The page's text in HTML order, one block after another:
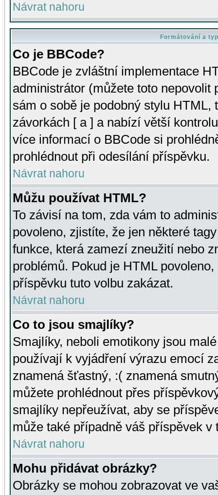
Návrat nahoru
Formátování a
Co je BBCode?
BBCode je zvláštní implementace
administrátor (můžete toto
sám o sobě je podobný stylu HTML,
závorkách [ a ] a nabízí větší
více informací o BBCode si
prohlédnout při odesílání příspěvku.
Návrat nahoru
Můžu používat HTML?
To závisí na tom, zda vám to
povoleno, zjistíte, že jen některé
funkce, která zamezí zneužití nebo
problémů. Pokud je HTML
příspěvku tuto volbu zakázat.
Návrat nahoru
Co to jsou smajlíky?
Smajlíky, neboli emotikony jsou
používají k vyjádření výrazu emocí
znamená šťastný, :( znamená
můžete prohlédnout přes
smajlíky nepřeužívat, aby se
může také případně váš příspěvek v
Návrat nahoru
Mohu přidávat obrázky?
Obrázky se mohou zobrazovat ve